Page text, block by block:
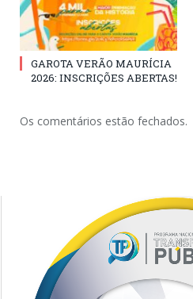
GAROTA VERÃO MAURÍCIA
2026: INSCRIÇÕES ABERTAS!
Os comentários estão fechados.